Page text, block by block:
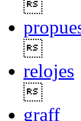
relojes
graff